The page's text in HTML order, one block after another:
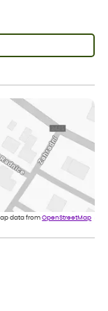
data fromOpenStreetMap